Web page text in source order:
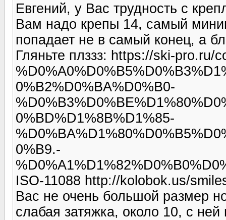
Евгений, у Вас трудность с
Вам надо крепы 14, самый
попадает не в самый конец, а
Гляньте плззз: https://ski-pro.ru/
0%B2%D0%BA%D0%B0-
0%BD%D1%8B%D1%85-
0%B9.-
ISO-11088 http://kolobok.us/
Вас не очень большой размер
слабая затяжка, около 10, с